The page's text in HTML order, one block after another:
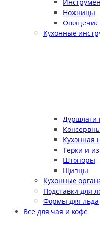
Ножницы
Кухонные
Дуршлаги
Кухонная
Терки и
Штопоры
Щипцы
Кухонные
Подставки для
Формы для льда
Все для чая и кофе